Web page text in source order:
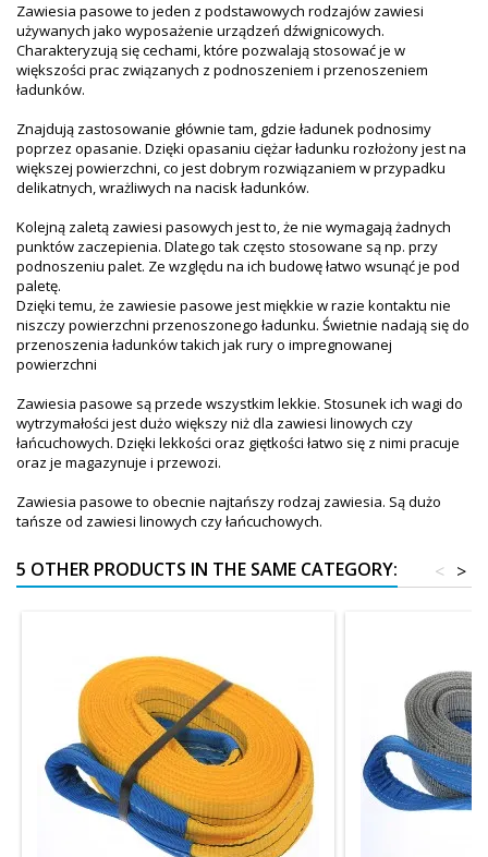
Zawiesia pasowe to jeden z podstawowych rodzajów zawiesi
używanych jako wyposażenie urządzeń dźwignicowych.
Charakteryzują się cechami, które pozwalają stosować je w
większości prac związanych z podnoszeniem i przenoszeniem
ładunków.
Znajdują zastosowanie głównie tam, gdzie ładunek podnosimy
poprzez opasanie. Dzięki opasaniu ciężar ładunku rozłożony jest na
większej powierzchni, co jest dobrym rozwiązaniem w przypadku
delikatnych, wrażliwych na nacisk ładunków.
Kolejną zaletą zawiesi pasowych jest to, że nie wymagają żadnych
punktów zaczepienia. Dlatego tak często stosowane są np. przy
podnoszeniu palet. Ze względu na ich budowę łatwo wsunąć je pod
paletę.
Dzięki temu, że zawiesie pasowe jest miękkie w razie kontaktu nie
niszczy powierzchni przenoszonego ładunku. Świetnie nadają się do
przenoszenia ładunków takich jak rury o impregnowanej
powierzchni
Zawiesia pasowe są przede wszystkim lekkie. Stosunek ich wagi do
wytrzymałości jest dużo większy niż dla zawiesi linowych czy
łańcuchowych. Dzięki lekkości oraz giętkości łatwo się z nimi pracuje
oraz je magazynuje i przewozi.
Zawiesia pasowe to obecnie najtańszy rodzaj zawiesia. Są dużo
tańsze od zawiesi linowych czy łańcuchowych.
5 OTHER PRODUCTS IN THE SAME CATEGORY: >
<